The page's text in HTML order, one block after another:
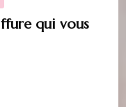
qui vous